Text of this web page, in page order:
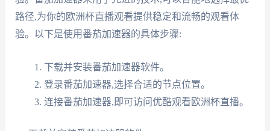
路径,为你的欧洲杯直播观看提供稳定和流畅的观看体
验。以下是使用番茄加速器的具体步骤:
下载并安装番茄加速器软件。
登录番茄加速器,选择合适的节点位置。
连接番茄加速器,即可访问优酷观看欧洲杯直播。